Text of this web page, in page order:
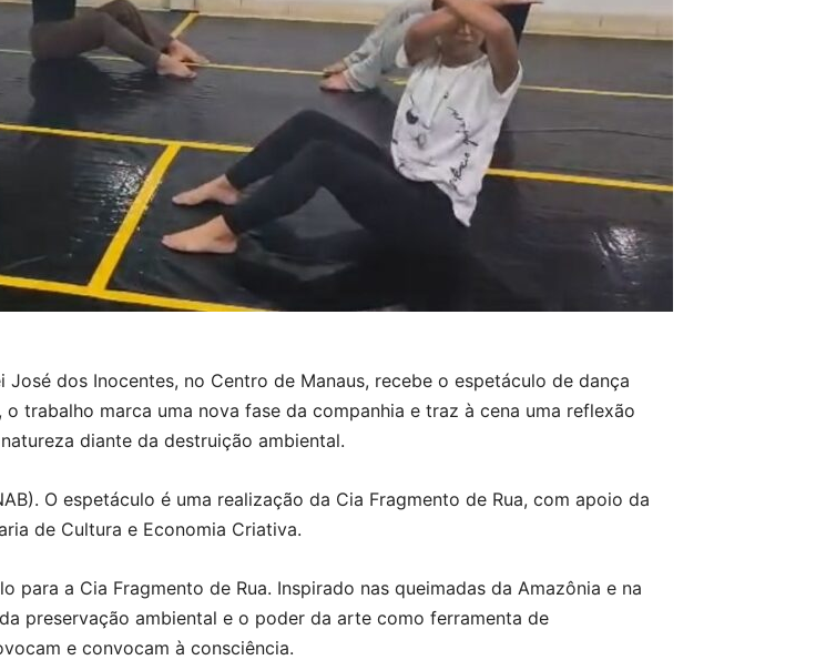
José dos Inocentes, no Centro de Manaus, recebe o espetáculo de dança
o trabalho marca uma nova fase da companhia e traz à cena uma reflexão
diante da destruição ambiental.
O espetáculo é uma realização da Cia Fragmento de Rua, com apoio da
de Cultura e Economia Criativa.
para a Cia Fragmento de Rua. Inspirado nas queimadas da Amazônia e na
preservação ambiental e o poder da arte como ferramenta de
e convocam à consciência.